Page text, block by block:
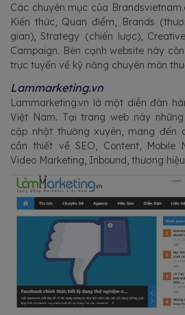
Các chuyên mục của
Kiến thức, Quan điểm, Brands
gian), Strategy (chiến lược),
Campaign. Bên cạnh website này
trực tuyến về kỹ năng chuyên môn
Lammarketing.vn
Lammarketing.vn là một diễn đàn
Việt Nam. Tại trang web này
cập nhật thường xuyên, mang đến
cần thiết về SEO, Content, Mobile
Video Marketing, Inbound, thương